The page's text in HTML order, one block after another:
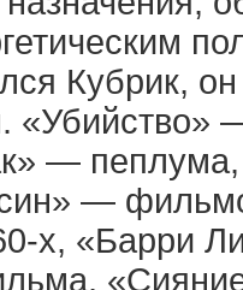
Кубрик,
— пеплума,
—
х, «Барри